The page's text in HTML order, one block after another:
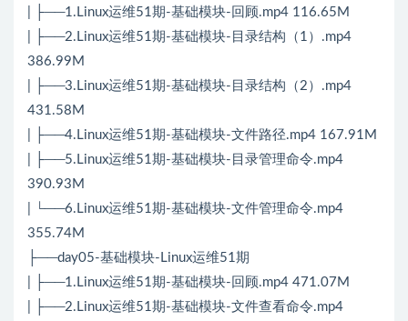
| ├──1.Linux运维51期-基础模块-回顾.mp4 116.65M
| ├──2.Linux运维51期-基础模块-目录结构（1）.mp4
386.99M
| ├──3.Linux运维51期-基础模块-目录结构（2）.mp4
431.58M
| ├──4.Linux运维51期-基础模块-文件路径.mp4 167.91M
| ├──5.Linux运维51期-基础模块-目录管理命令.mp4
390.93M
| └──6.Linux运维51期-基础模块-文件管理命令.mp4
355.74M
├──day05-基础模块-Linux运维51期
| ├──1.Linux运维51期-基础模块-回顾.mp4 471.07M
| ├──2.Linux运维51期-基础模块-文件查看命令.mp4